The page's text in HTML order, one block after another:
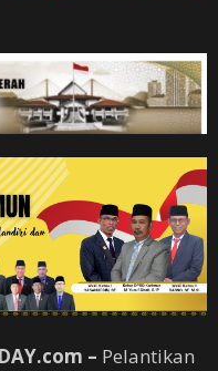
– Pelantikan